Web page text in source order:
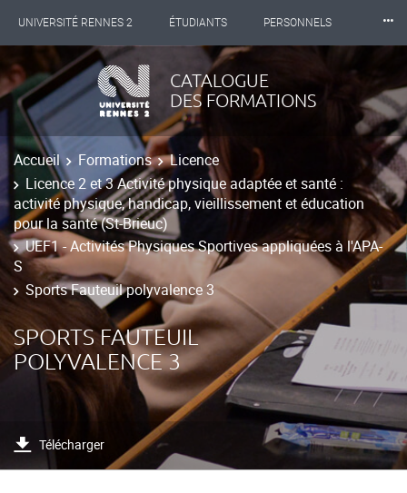
UNIVERSITÉ RENNES 2 ÉTUDIANTS PERSONNELS
INTERNATIONAL PROFESSIONNELS
LES NOUVELLES DE RENNES 2
⸱⸱⸱
CATALOGUE
DES FORMATIONS
Accueil Formations
Licence
Licence 2 et 3 Activité physique adaptée et santé :
activité physique, handicap, vieillissement et éducation
pour la santé (St-Brieuc)
UEF1 - Activités Physiques Sportives appliquées à l'APA-
S
Sports Fauteuil polyvalence 3
SPORTS FAUTEUIL
POLYVALENCE 3
Télécharger